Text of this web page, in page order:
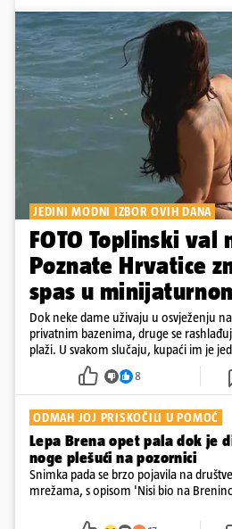
JEDINI MODNI IZBOR OVIH DANA
FOTO Toplinski val
Poznate Hrvatice
spas u
Dok neke dame uživaju u osvježenju
privatnim bazenima, druge se
plaži. U svakom slučaju, kupaći im je
8
ODMAH JOJ PRISKOČILI U POMOĆ
Lepa Brena opet pala dok je
noge plešući na pozornici
Snimka pada se brzo pojavila na
mrežama, s opisom 'Nisi bio na
Srećom, pjevačica se nije ozlijedila nego